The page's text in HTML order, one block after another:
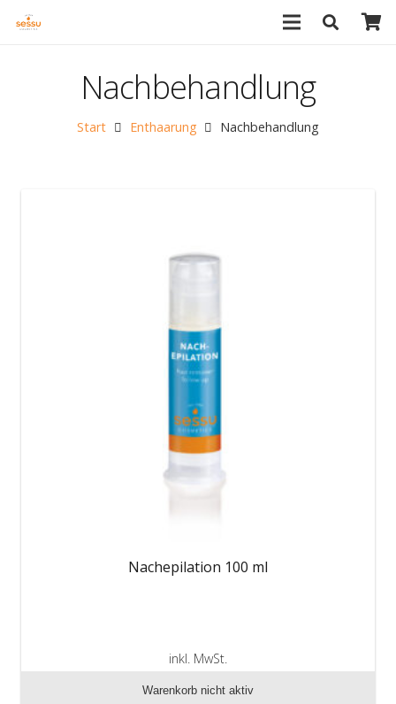
Nachbehandlung
Start Enthaarung Nachbehandlung
Nachepilation 100 ml
inkl. MwSt.
zzgl. Versandkosten
Warenkorb nicht aktiv